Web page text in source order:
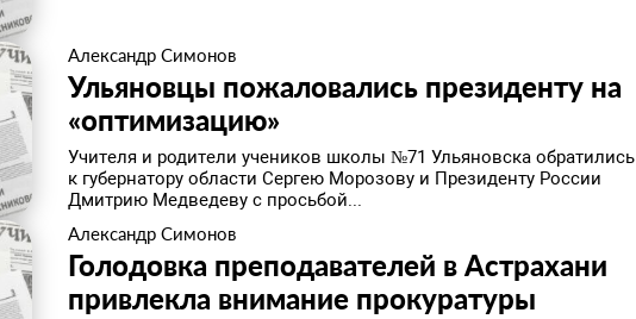
Александр Симонов
Ульяновцы пожаловались президенту на
«оптимизацию»
Учителя и родители учеников школы №71 Ульяновска обратились
к губернатору области Сергею Морозову и Президенту России
Дмитрию Медведеву с просьбой...
Александр Симонов
Голодовка преподавателей в Астрахани
привлекла внимание прокуратуры